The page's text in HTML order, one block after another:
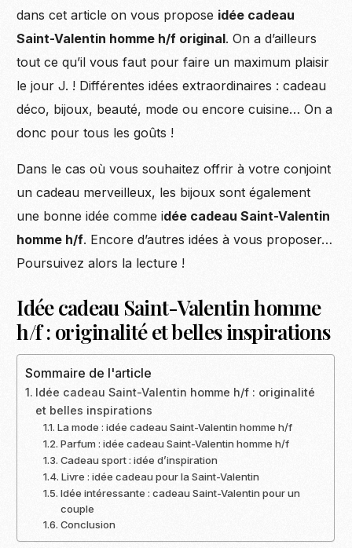
dans cet article on vous propose idée cadeau
Saint-Valentin homme h/f original. On a d’ailleurs
tout ce qu’il vous faut pour faire un maximum plaisir
le jour J. ! Différentes idées extraordinaires : cadeau
déco, bijoux, beauté, mode ou encore cuisine… On a
donc pour tous les goûts !
Dans le cas où vous souhaitez offrir à votre conjoint
un cadeau merveilleux, les bijoux sont également
une bonne idée comme idée cadeau Saint-Valentin
homme h/f. Encore d’autres idées à vous proposer…
Poursuivez alors la lecture !
Idée cadeau Saint-Valentin homme
h/f : originalité et belles inspirations
Sommaire de l'article
Idée cadeau Saint-Valentin homme h/f : originalité
et belles inspirations
La mode : idée cadeau Saint-Valentin homme h/f
Parfum : idée cadeau Saint-Valentin homme h/f
Cadeau sport : idée d’inspiration
Livre : idée cadeau pour la Saint-Valentin
Idée intéressante : cadeau Saint-Valentin pour un
couple
Conclusion